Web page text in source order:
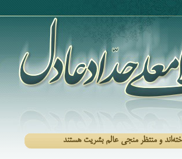
و منتظر منجی عالم بشریت هستند